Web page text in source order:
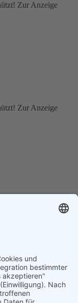
Zur Anzeige
Zur Anzeige
Sie den